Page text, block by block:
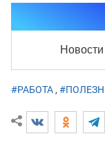
#РАБОТА,